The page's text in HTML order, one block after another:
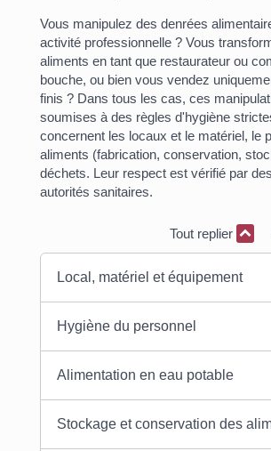
Vous manipulez des denrées
activité professionnelle ? Vous
aliments en tant que restaurateur ou
bouche, ou bien vous vendez
finis ? Dans tous les cas, ces
soumises à des règles d'hygiène
concernent les locaux et le matériel, le
aliments (fabrication, conservation,
déchets. Leur respect est vérifié par
autorités sanitaires.
Tout replier
Local, matériel et équipement
Hygiène du personnel
Alimentation en eau potable
Stockage et conservation des